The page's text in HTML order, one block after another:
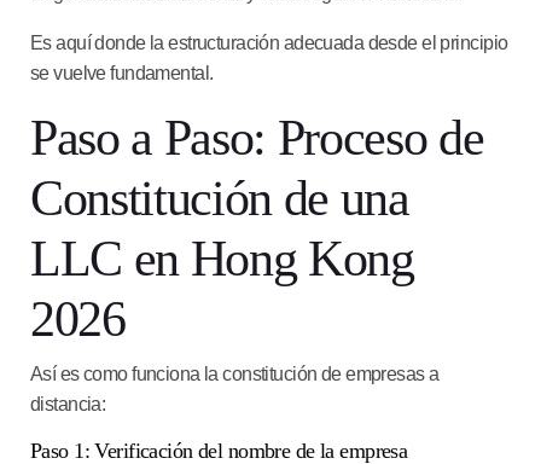
Es aquí donde la estructuración adecuada desde el principio
se vuelve fundamental.
Paso a Paso: Proceso de
Constitución de una
LLC en Hong Kong
2026
Así es como funciona la constitución de empresas a
distancia:
Paso 1: Verificación del nombre de la empresa